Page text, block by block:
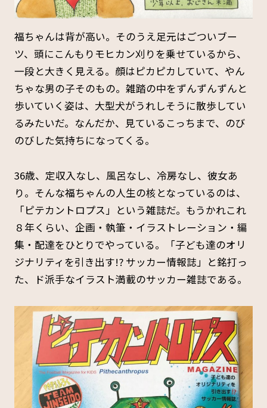
福ちゃんは背が高い。そのうえ足元はごついブー
ツ、頭にこんもりモヒカン刈りを乗せているから、
一段と大きく見える。顔はピカピカしていて、やん
ちゃな男の子そのもの。雑踏の中をずんずんずんと
歩いていく姿は、大型犬がうれしそうに散歩してい
るみたいだ。なんだか、見ているこっちまで、のび
のびした気持ちになってくる。
36歳、定収入なし、風呂なし、冷房なし、彼女あ
り。そんな福ちゃんの人生の核となっているのは、
「ピテカントロプス」という雑誌だ。もうかれこれ
８年くらい、企画・執筆・イラストレーション・編
集・配達をひとりでやっている。「子ども達のオリ
ジナリティを引き出す!? サッカー情報誌」と銘打っ
た、ド派手なイラスト満載のサッカー雑誌である。